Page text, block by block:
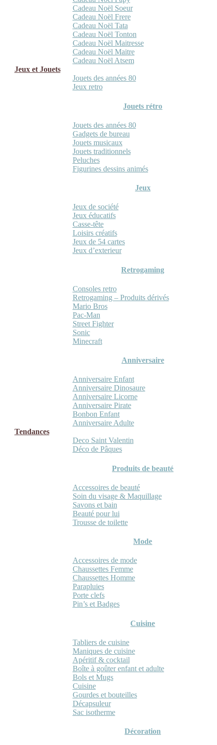
Cadeau Noël Soeur
Cadeau Noël Frere
Cadeau Noël Tata
Cadeau Noël Tonton
Cadeau Noël Maitresse
Cadeau Noël Maitre
Cadeau Noël Atsem
Jeux et Jouets
Jouets des années 80
Jeux retro
Jouets rétro
Jouets des années 80
Gadgets de bureau
Jouets musicaux
Jouets traditionnels
Peluches
Figurines dessins animés
Jeux
Jeux de société
Jeux éducatifs
Casse-tête
Loisirs créatifs
Jeux de 54 cartes
Jeux d’exterieur
Retrogaming
Consoles retro
Retrogaming – Produits dérivés
Mario Bros
Pac-Man
Street Fighter
Sonic
Minecraft
Anniversaire
Anniversaire Enfant
Anniversaire Dinosaure
Anniversaire Licorne
Anniversaire Pirate
Bonbon Enfant
Anniversaire Adulte
Tendances
Deco Saint Valentin
Déco de Pâques
Produits de beauté
Accessoires de beauté
Soin du visage & Maquillage
Savons et bain
Beauté pour lui
Trousse de toilette
Mode
Accessoires de mode
Chaussettes Femme
Chaussettes Homme
Parapluies
Porte clefs
Pin’s et Badges
Cuisine
Tabliers de cuisine
Maniques de cuisine
Apéritif & cocktail
Boîte à goûter enfant et adulte
Bols et Mugs
Cuisine
Gourdes et bouteilles
Décapsuleur
Sac isotherme
Décoration